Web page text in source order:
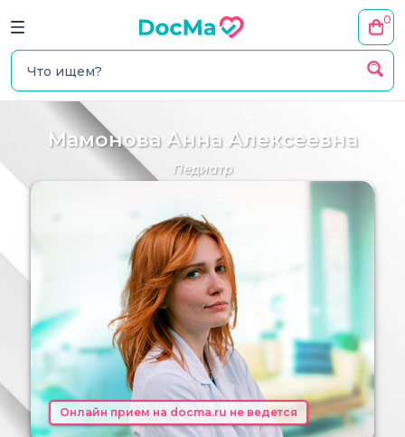
0
Мамонова Анна Алексеевна
Педиатр
Онлайн прием на docma.ru не ведется